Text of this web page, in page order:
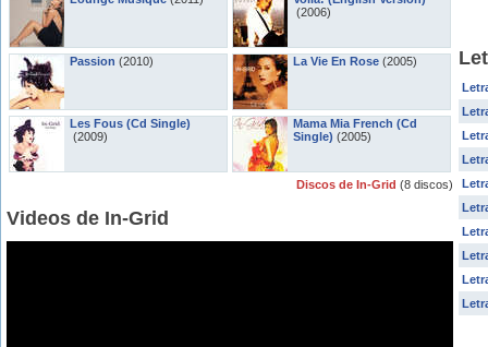
Passion (2010)
Les Fous (Cd Single)
(2009)
(2006)
La Vie En Rose (2005)
Mama Mia French (Cd
Single) (2005)
Discos de In-Grid (8 discos)
Videos de In-Grid